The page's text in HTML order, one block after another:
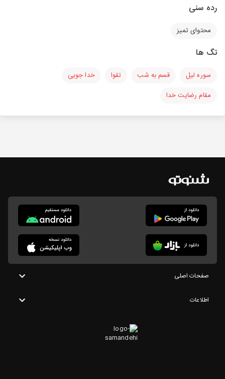
رده سنی
محتوای تمیز
تگ ها
سوره لیل قسم به شب تقوا
خدا جویی
مقام رضایت خدا
صفحات اصلی
اطلاعات